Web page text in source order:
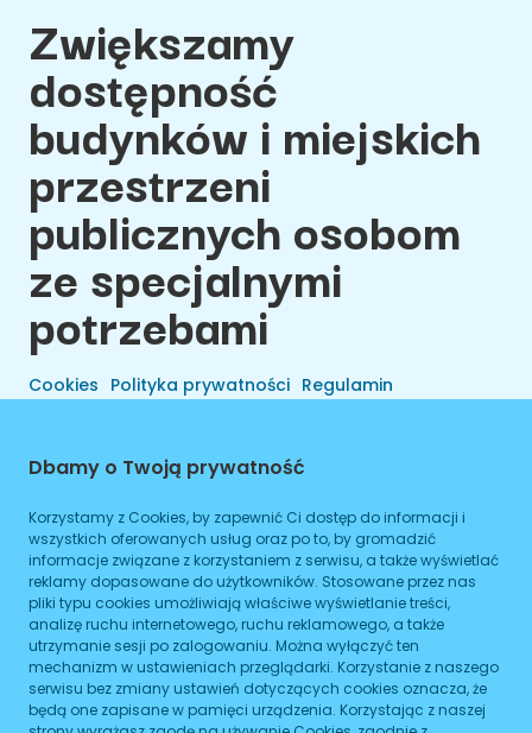
Zwiększamy
dostępność
budynków i miejskich
przestrzeni
publicznych osobom
ze specjalnymi
potrzebami
Cookies Polityka prywatności Regulamin
Dbamy o Twoją prywatność
Korzystamy z Cookies, by zapewnić Ci dostęp do informacji i
wszystkich oferowanych usług oraz po to, by gromadzić
informacje związane z korzystaniem z serwisu, a także wyświetlać
reklamy dopasowane do użytkowników. Stosowane przez nas
pliki typu cookies umożliwiają właściwe wyświetlanie treści,
analizę ruchu internetowego, ruchu reklamowego, a także
utrzymanie sesji po zalogowaniu. Można wyłączyć ten
mechanizm w ustawieniach przeglądarki. Korzystanie z naszego
serwisu bez zmiany ustawień dotyczących cookies oznacza, że
będą one zapisane w pamięci urządzenia. Korzystając z naszej
Wszelkie Prawa Zastrzeżone © 2026 Preals Data.
Wykonanie
Cookies